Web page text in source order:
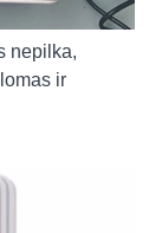
nepilka,
ir